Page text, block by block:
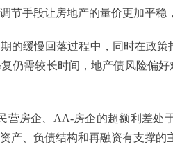
节手段让房地产的量价更加平稳
的缓慢回落过程中，同时在政
仍需较长时间，地产债风险偏
营房企、AA-房企的超额利差处
产、负债结构和再融资有支撑